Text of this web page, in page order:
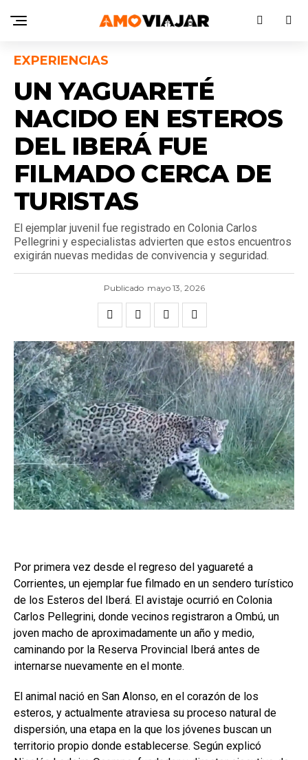
EXPERIENCIAS
UN YAGUARETÉ
NACIDO EN ESTEROS
DEL IBERÁ FUE
FILMADO CERCA DE
TURISTAS
El ejemplar juvenil fue registrado en Colonia Carlos
Pellegrini y especialistas advierten que estos encuentros
exigirán nuevas medidas de convivencia y seguridad.
Publicado mayo 13, 2026
Por primera vez desde el regreso del yaguareté a
Corrientes, un ejemplar fue filmado en un sendero turístico
de los Esteros del Iberá. El avistaje ocurrió en Colonia
Carlos Pellegrini, donde vecinos registraron a Ombú, un
joven macho de aproximadamente un año y medio,
caminando por la Reserva Provincial Iberá antes de
internarse nuevamente en el monte.
El animal nació en San Alonso, en el corazón de los
esteros, y actualmente atraviesa su proceso natural de
dispersión, una etapa en la que los jóvenes buscan un
territorio propio donde establecerse. Según explicó